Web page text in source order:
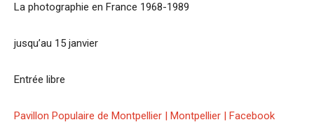
La photographie en France 1968-1989
jusqu’au 15 janvier
Entrée libre
Pavillon Populaire de Montpellier | Montpellier | Facebook